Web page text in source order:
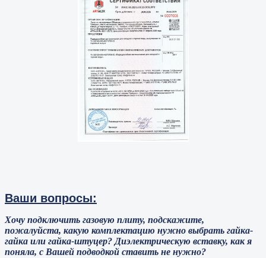
Ваши вопросы:
Хочу подключить газовую плиту, подскажите,
пожалуйста, какую комплектацию нужно выбрать гайка-
гайка или гайка-штуцер? Диэлектрическую вставку, как я
поняла, с Вашей подводкой ставить не нужно?